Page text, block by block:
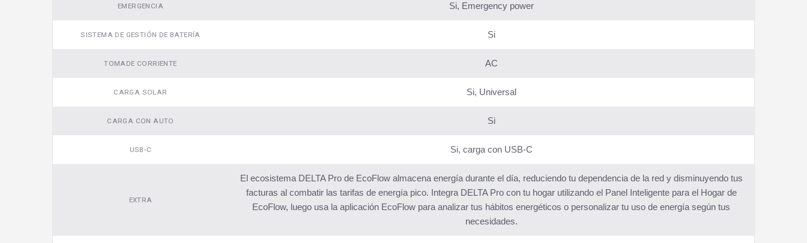
EMERGENCIA Si, Emergency power
SISTEMA DE GESTIÓN DE BATERÍA Si
TOMADE CORRIENTE AC
CARGA SOLAR Si, Universal
CARGA CON AUTO Si
USB-C Si, carga con USB-C
EXTRA
El ecosistema DELTA Pro de EcoFlow almacena energía durante el día, reduciendo tu dependencia de la red y disminuyendo tus
facturas al combatir las tarifas de energía pico. Integra DELTA Pro con tu hogar utilizando el Panel Inteligente para el Hogar de
EcoFlow, luego usa la aplicación EcoFlow para analizar tus hábitos energéticos o personalizar tu uso de energía según tus
necesidades.